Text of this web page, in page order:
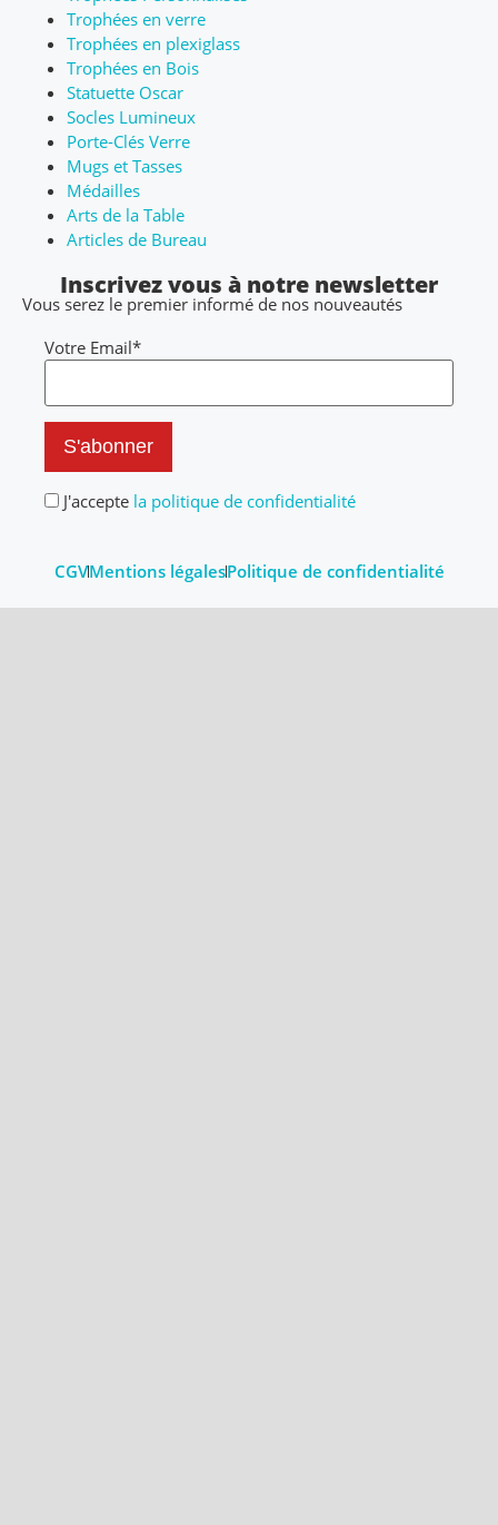
Trophées en verre
Trophées en plexiglass
Trophées en Bois
Statuette Oscar
Socles Lumineux
Porte-Clés Verre
Mugs et Tasses
Médailles
Arts de la Table
Articles de Bureau
Inscrivez vous à notre newsletter
Vous serez le premier informé de nos nouveautés
Votre Email*
J'accepte la politique de confidentialité
CGVMentions légalesPolitique de confidentialité